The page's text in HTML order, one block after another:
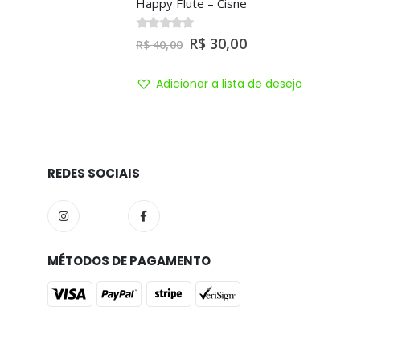
REDES SOCIAIS
MÉTODOS DE PAGAMENTO